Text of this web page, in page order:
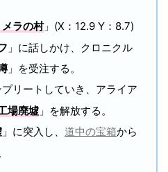
メラの村」(X：12.9 Y：8.7)
」に話しかけ、クロニクル
」を受注する。
リートしていき、アライア
場廃墟 」を解放する。
」に突入し、 道中の宝箱から